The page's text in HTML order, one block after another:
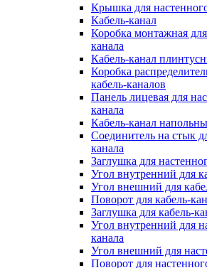
Крышка для
Кабель-канал
Коробка монтажная
канала
Кабель-канал
Коробка
кабель-каналов
Панель лицевая для
канала
Кабель-канал
Соединитель на стык
канала
Заглушка для
Угол внутренний для
Угол внешний для
Поворот для кабель-
Заглушка для кабель-
Угол внутренний для
канала
Угол внешний для
Поворот для